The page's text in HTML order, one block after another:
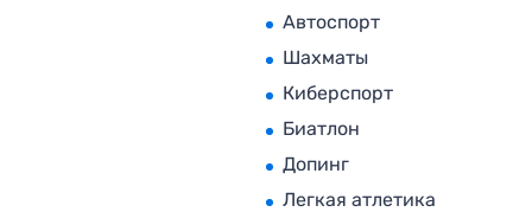
Автоспорт
Шахматы
Киберспорт
Биатлон
Допинг
Легкая атлетика